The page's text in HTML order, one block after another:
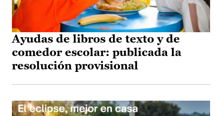
Ayudas de libros de texto y de
comedor escolar: publicada la
resolución provisional